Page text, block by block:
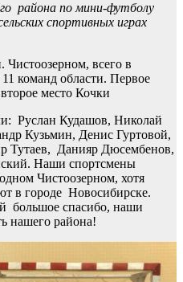
района по мини-футболу
спортивных играх
всего в
команд области. Первое
место Кочки
Руслан Кудашов, Николай
Кузьмин, Денис Гуртовой,
Тутаев, Данияр Дюсембенов,
Наши спортсмены
Чистоозерном, хотя
в городе Новосибирске.
большое спасибо, наши
нашего района!